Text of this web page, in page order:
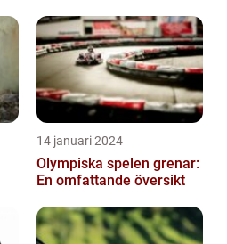
14 januari 2024
Olympiska spelen grenar:
En omfattande översikt